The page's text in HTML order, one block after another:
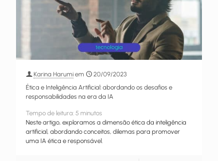
Karina Harumi em
20/09/2023
Ética e Inteligência Artificial: abordando os desafios e
responsabilidades na era da IA
Tempo de leitura: 5 minutos
Neste artigo, exploramos a dimensão ética da inteligência
artificial, abordando conceitos, dilemas para promover
uma IA ética e responsável.